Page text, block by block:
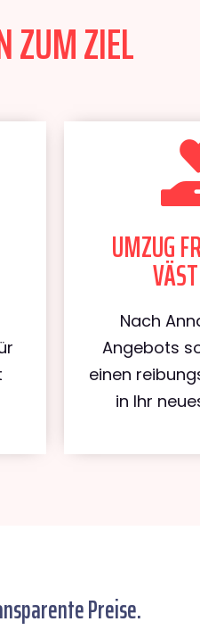
ZUM ZIEL
UMZUG
Nach
Angebots
einen
in Ihr
Preise.